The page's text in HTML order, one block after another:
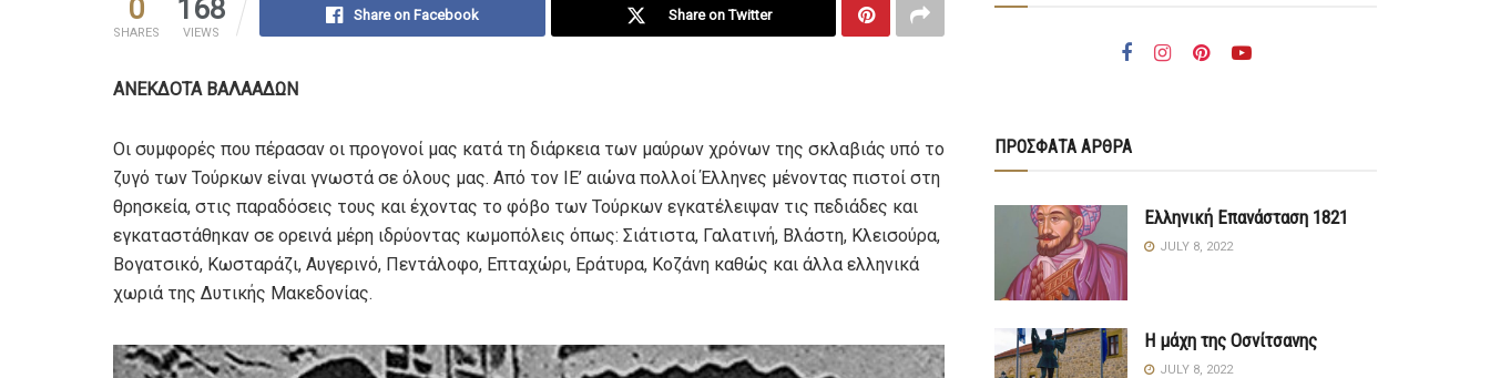
0
SHARES
168
VIEWS
Share on Facebook Share on Twitter
ΑΝΕΚΔΟΤΑ ΒΑΛΑΑΔΩΝ
Οι συμφορές που πέρασαν οι προγονοί μας κατά τη διάρκεια των μαύρων χρόνων της σκλαβιάς υπό το
ζυγό των Τούρκων είναι γνωστά σε όλους μας. Από τον ΙΕ’ αιώνα πολλοί Έλληνες μένοντας πιστοί στη
θρησκεία, στις παραδόσεις τους και έχοντας το φόβο των Τούρκων εγκατέλειψαν τις πεδιάδες και
εγκαταστάθηκαν σε ορεινά μέρη ιδρύοντας κωμοπόλεις όπως: Σιάτιστα, Γαλατινή, Βλάστη, Κλεισούρα,
Βογατσικό, Κωσταράζι, Αυγερινό, Πεντάλοφο, Επταχώρι, Εράτυρα, Κοζάνη καθώς και άλλα ελληνικά
χωριά της Δυτικής Μακεδονίας.
ΠΡΟΣΦΑΤΑ ΑΡΘΡΑ
Ελληνική Επανάσταση 1821
JULY 8, 2022
Η μάχη της Οσνίτσανης
JULY 8, 2022